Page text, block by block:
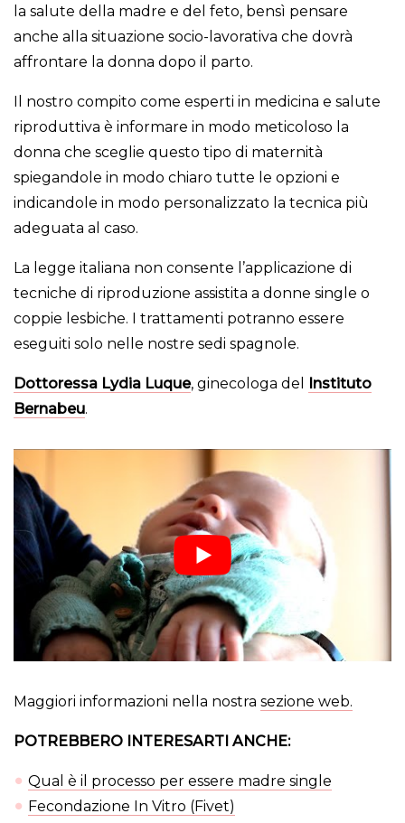
la salute della madre e del feto, bensì pensare
anche alla situazione socio-lavorativa che dovrà
affrontare la donna dopo il parto.
Il nostro compito come esperti in medicina e salute
riproduttiva è informare in modo meticoloso la
donna che sceglie questo tipo di maternità
spiegandole in modo chiaro tutte le opzioni e
indicandole in modo personalizzato la tecnica più
adeguata al caso.
La legge italiana non consente l’applicazione di
tecniche di riproduzione assistita a donne single o
coppie lesbiche. I trattamenti potranno essere
eseguiti solo nelle nostre sedi spagnole.
Dottoressa Lydia Luque, ginecologa del
Instituto
Bernabeu.
Maggiori informazioni nella nostra sezione web.
POTREBBERO INTERESARTI ANCHE:
Qual è il processo per essere madre single
Fecondazione In Vitro (Fivet)